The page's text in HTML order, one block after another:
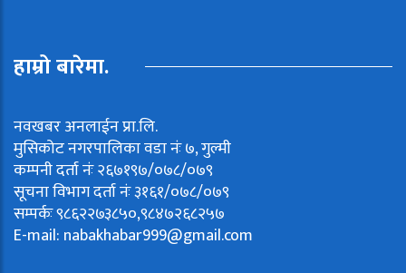
हाम्रो बारेमा.
नवखबर अनलाईन प्रा.लि.
मुसिकोट नगरपालिका वडा नंः ७, गुल्मी
कम्पनी दर्ता नंः २६७१९७/०७८/०७९
सूचना विभाग दर्ता नंः ३१६१/०७८/०७९
सम्पर्कः ९८६२२७३८५०,९८४७२६८२५७
E-mail: nabakhabar999@gmail.com